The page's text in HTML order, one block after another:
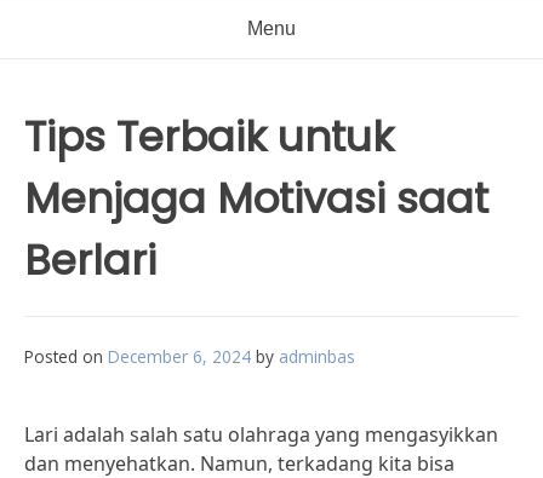
Menu
Tips Terbaik untuk
Menjaga Motivasi saat
Berlari
Posted on December 6, 2024 by adminbas
Lari adalah salah satu olahraga yang mengasyikkan
dan menyehatkan. Namun, terkadang kita bisa